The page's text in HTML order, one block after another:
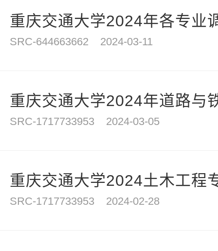
重庆交通大学2024年各专业
SRC-644663662 2024-03-11
重庆交通大学2024年道路与
SRC-1717733953 2024-03-05
重庆交通大学2024土木工程
SRC-1717733953 2024-02-28